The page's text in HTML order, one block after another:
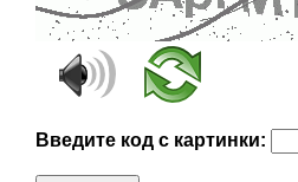
Введите код с картинки: